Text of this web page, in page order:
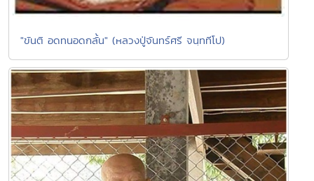
"ขันติ อดทนอดกลั้น" (หลวงปู่จันทร์ศรี จนฺททีโป)